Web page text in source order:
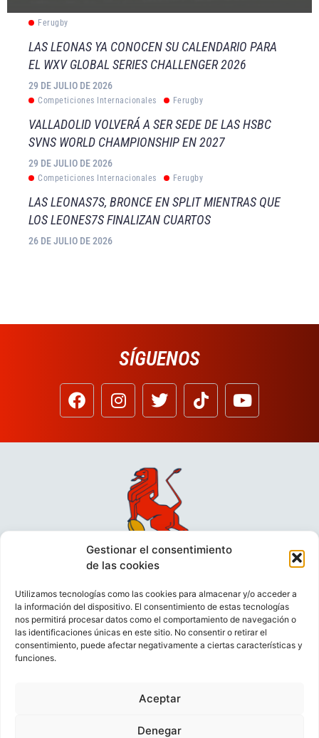
Gestionar el consentimiento
de las cookies
Utilizamos tecnologías como las cookies para almacenar y/o acceder a
la información del dispositivo. El consentimiento de estas tecnologías
nos permitirá procesar datos como el comportamiento de navegación o
las identificaciones únicas en este sitio. No consentir o retirar el
consentimiento, puede afectar negativamente a ciertas características y
funciones.
Aceptar
Denegar
Ferugby
LAS LEONAS YA CONOCEN SU CALENDARIO PARA
EL WXV GLOBAL SERIES CHALLENGER 2026
29 DE JULIO DE 2026
Competiciones Internacionales Ferugby
VALLADOLID VOLVERÁ A SER SEDE DE LAS HSBC
SVNS WORLD CHAMPIONSHIP EN 2027
29 DE JULIO DE 2026
Competiciones Internacionales Ferugby
LAS LEONAS7S, BRONCE EN SPLIT MIENTRAS QUE
LOS LEONES7S FINALIZAN CUARTOS
26 DE JULIO DE 2026
SÍGUENOS
VIDEOCONFERENCIAS
POLÍTICA DE PRIVACIDAD
CONTACTO